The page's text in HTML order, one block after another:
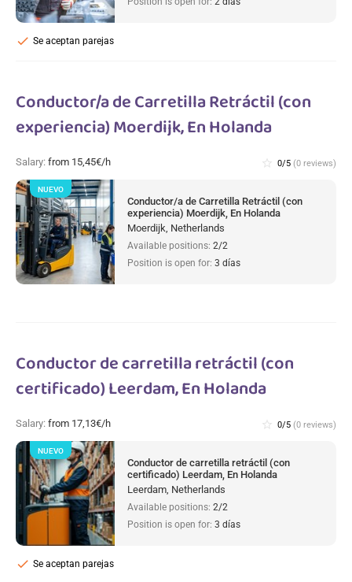
Se aceptan parejas
check
Conductor/a de Carretilla Retráctil (con
experiencia) Moerdijk, En Holanda
Salary: from 15,45€/h star_border 0/5 (0 reviews)
Conductor/a de Carretilla Retráctil (con
experiencia) Moerdijk, En Holanda
Moerdijk, Netherlands
Available positions: 2/2
Position is open for: 3 días
NUEVO
Conductor de carretilla retráctil (con
certificado) Leerdam, En Holanda
Salary: from 17,13€/h star_border 0/5 (0 reviews)
Conductor de carretilla retráctil (con
certificado) Leerdam, En Holanda
Leerdam, Netherlands
Available positions: 2/2
Position is open for: 3 días
Se aceptan parejas
check
NUEVO